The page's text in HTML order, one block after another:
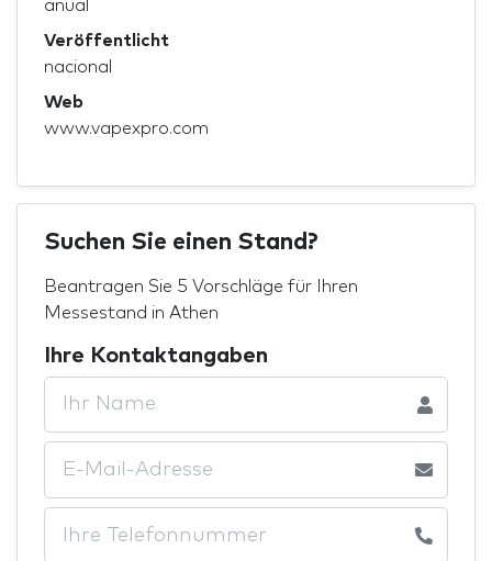
anual
Veröffentlicht
nacional
Web
www.vapexpro.com
Suchen Sie einen Stand?
Beantragen Sie 5 Vorschläge für Ihren
Messestand in Athen
Ihre Kontaktangaben